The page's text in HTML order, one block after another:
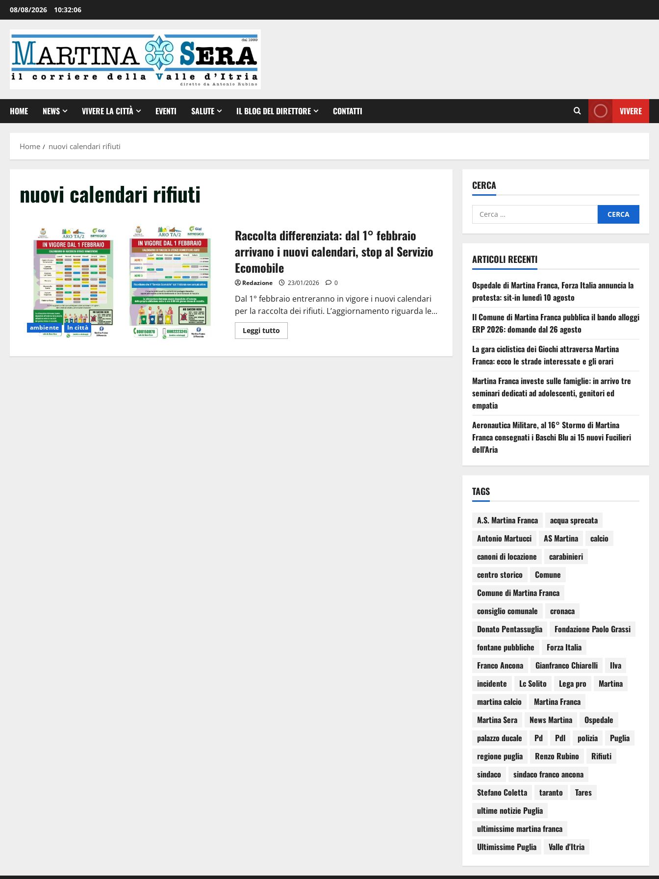
08/08/2026 10:32:06
HOME NEWS VIVERE LA CITTÀ EVENTI SALUTE IL BLOG DEL DIRETTORE CONTATTI VIVERE
Home nuovi calendari rifiuti
nuovi calendari rifiuti
ambiente In città
Raccolta differenziata: dal 1° febbraio
arrivano i nuovi calendari, stop al Servizio
Ecomobile
Redazione 23/01/2026 0
Dal 1° febbraio entreranno in vigore i nuovi calendari
per la raccolta dei rifiuti. L’aggiornamento riguarda le...
Leggi tutto
CERCA
ARTICOLI RECENTI
Ospedale di Martina Franca, Forza Italia annuncia la
protesta: sit-in lunedì 10 agosto
Il Comune di Martina Franca pubblica il bando alloggi
ERP 2026: domande dal 26 agosto
La gara ciclistica dei Giochi attraversa Martina
Franca: ecco le strade interessate e gli orari
Martina Franca investe sulle famiglie: in arrivo tre
seminari dedicati ad adolescenti, genitori ed
empatia
Aeronautica Militare, al 16° Stormo di Martina
Franca consegnati i Baschi Blu ai 15 nuovi Fucilieri
dell’Aria
TAGS
A.S. Martina Franca
acqua sprecata
Antonio Martucci
AS Martina
calcio
canoni di locazione
carabinieri
centro storico
Comune
Comune di Martina Franca
consiglio comunale
cronaca
Donato Pentassuglia
Fondazione Paolo Grassi
fontane pubbliche
Forza Italia
Franco Ancona
Gianfranco Chiarelli
Ilva
incidente
Lc Solito Lega pro
Martina
martina calcio
Martina Franca
Martina Sera
News Martina
Ospedale
palazzo ducale
Pd Pdl polizia
Puglia
regione puglia
Renzo Rubino
Rifiuti
sindaco
sindaco franco ancona
Stefano Coletta
taranto
Tares
ultime notizie Puglia
ultimissime martina franca
Ultimissime Puglia
Valle d'Itria